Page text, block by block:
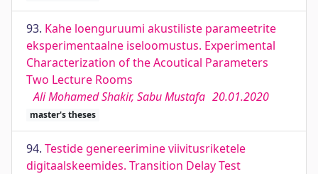
93. Kahe loenguruumi akustiliste parameetrite
eksperimentaalne iseloomustus. Experimental
Characterization of the Acoutical Parameters
Two Lecture Rooms
Ali Mohamed Shakir, Sabu Mustafa 20.01.2020
master's theses
94. Testide genereerimine viivitusriketele
digitaalskeemides. Transition Delay Test